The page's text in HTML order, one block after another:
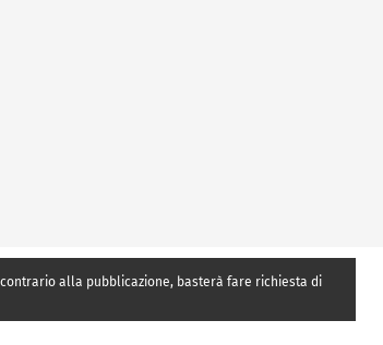
alla pubblicazione, basterà fare richiesta di